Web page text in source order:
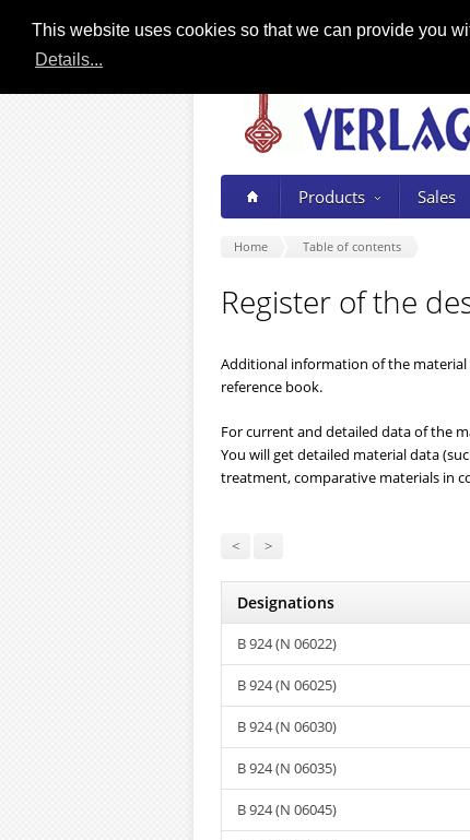
This website uses cookies so that we can provide you
Details...
Products Sales
Home Table of contents
Register of the
Additional information of the material
reference book.
For current and detailed data of the
You will get detailed material data
treatment, comparative materials in
< >
Designations
B 924 (N 06022)
B 924 (N 06025)
B 924 (N 06030)
B 924 (N 06035)
B 924 (N 06045)